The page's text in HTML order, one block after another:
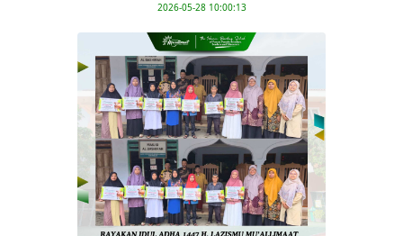
2026-05-28 10:00:13